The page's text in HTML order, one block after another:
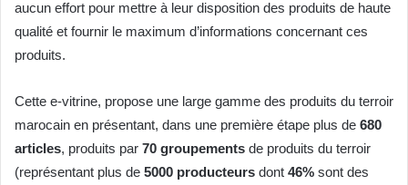
aucun effort pour mettre à leur disposition des produits de haute
qualité et fournir le maximum d’informations concernant ces
produits.
Cette e-vitrine, propose une large gamme des produits du terroir
marocain en présentant, dans une première étape plus de 680
articles, produits par 70 groupements de produits du terroir
(représentant plus de 5000 producteurs dont 46% sont des